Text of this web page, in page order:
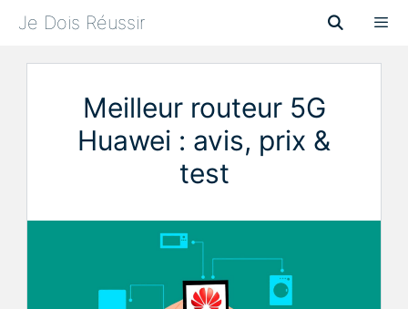
Je Dois Réussir
Menu
Meilleur routeur 5G
Huawei : avis, prix &
test